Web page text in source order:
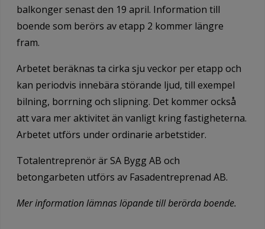
balkonger senast den 19 april. Information till
boende som berörs av etapp 2 kommer längre
fram.
Arbetet beräknas ta cirka sju veckor per etapp och
kan periodvis innebära störande ljud, till exempel
bilning, borrning och slipning. Det kommer också
att vara mer aktivitet än vanligt kring fastigheterna.
Arbetet utförs under ordinarie arbetstider.
Totalentreprenör är SA Bygg AB och
betongarbeten utförs av Fasadentreprenad AB.
Mer information lämnas löpande till berörda boende.